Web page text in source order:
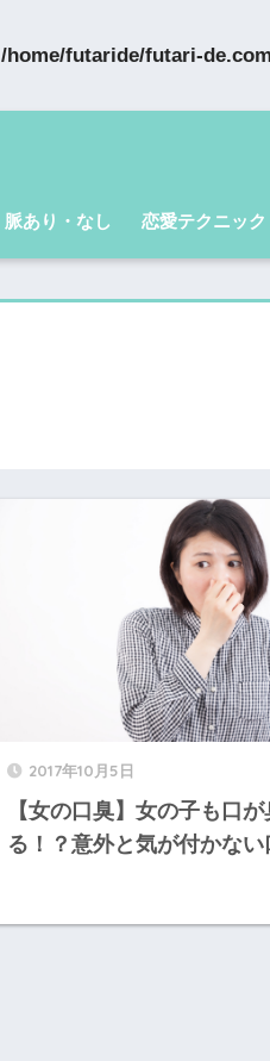
/home/futaride/futari-
脈あり・なし 恋愛テクニック
2017年10月5日
【女の口臭】女の子も口
る！？意外と気が付かない